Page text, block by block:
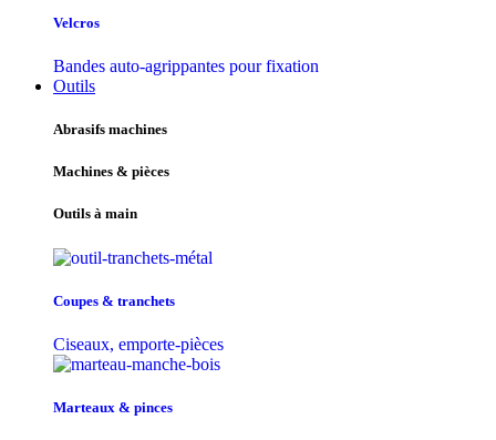
Velcros
Bandes auto-agrippantes pour fixation
Outils
Abrasifs machines
Machines & pièces
Outils à main
Coupes & tranchets
Ciseaux, emporte-pièces
Marteaux & pinces